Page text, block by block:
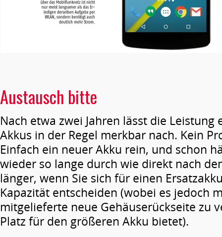
Austausch bitte
Nach etwa zwei Jahren lässt die Leistung
Akkus in der Regel merkbar nach. Kein
Einfach ein neuer Akku rein, und schon
wieder so lange durch wie direkt nach
länger, wenn Sie sich für einen
Kapazität entscheiden (wobei es jedoch
mitgelieferte neue Gehäuserückseite zu
Platz für den größeren Akku bietet).